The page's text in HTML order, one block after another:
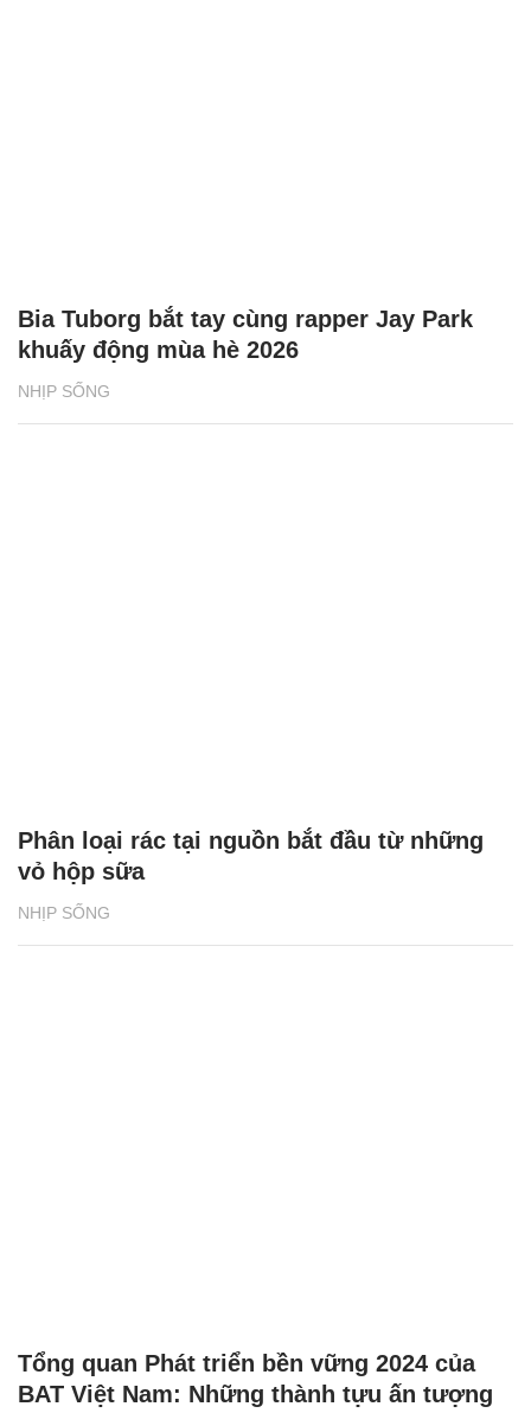
NHỊP SỐNG
Bia Tuborg bắt tay cùng rapper Jay Park
khuấy động mùa hè 2026
NHỊP SỐNG
Phân loại rác tại nguồn bắt đầu từ những
vỏ hộp sữa
Tổng quan Phát triển bền vững 2024 của
BAT Việt Nam: Những thành tựu ấn tượng